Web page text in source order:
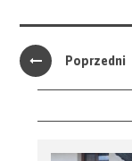
Poprzedni